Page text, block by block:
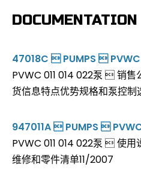
DOCUMENTATION
47018C  PUMPS  PVWC
PVWC 011 014 022泵  销
货信息特点优势规格和泵控
947011A  PUMPS 
PVWC 011 014 022泵  使用
维修和零件清单11/2007